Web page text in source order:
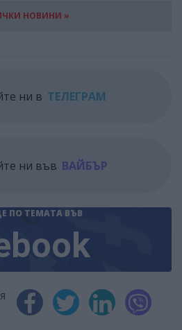
НОВИНИ »
ни в ТЕЛЕГРАМ
ни във ВАЙБЪР
ПО ТЕМАТА ВЪВ